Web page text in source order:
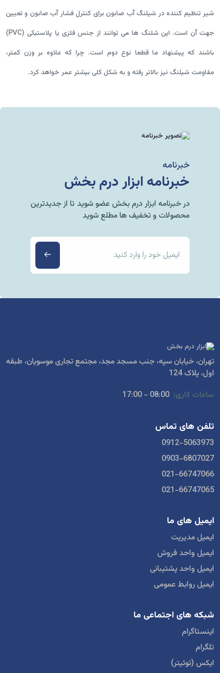
شیر تنظیم کننده در شیلنگ آب صابون برای کنترل فشار آب صابون و تعیین
جهت آن است. این شلنگ ها می توانند از جنس فلزی یا پلاستیکی (PVC)
باشند که پیشنهاد ما قطعا نوع دوم است. چرا که علاوه بر وزن کمتر،
مقاومت شیلنگ نیز بالاتر رفته و به شکل کلی بیشتر عمر خواهد کرد.
خبرنامه
خبرنامه ابزار درم بخش
در خبرنامه ابزار درم بخش عضو شوید تا از جدیدترین
محصولات و تخفیف ها مطلع شوید
تهران، خیابان سپه، جنب مسجد مجد، مجتمع تجاری موسویان، طبقه
اول، پلاک 124
ساعات کاری: 08:00 - 17:00
تلفن های تماس
0912-5063973
0903-6807027
021-66747066
021-66747065
ایمیل های ما
ایمیل مدیریت
ایمیل واحد فروش
ایمیل واحد پشتیبانی
ایمیل روابط عمومی
شبکه های اجتماعی ما
اینستاگرام
تلگرام
ایکس (توئیتر)